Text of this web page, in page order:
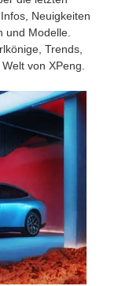
Neuigkeiten
und Modelle.
Trends,
von XPeng.